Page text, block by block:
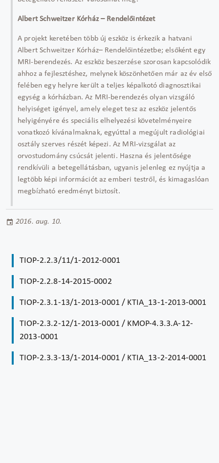
Albert Schweitzer Kórház – Rendelőintézet
A projekt keretében több új eszköz is érkezik a hatvani
Albert Schweitzer Kórház– Rendelőintézetbe; elsőként egy
MRI-berendezés. Az eszköz beszerzése szorosan kapcsolódik
ahhoz a fejlesztéshez, melynek köszönhetően már az év első
felében egy helyre került a teljes képalkotó diagnosztikai
egység a kórházban. Az MRI-berendezés olyan vizsgáló
helyiséget igényel, amely eleget tesz az eszköz jelentős
helyigényére és speciális elhelyezési követelményeire
vonatkozó kívánalmaknak, egyúttal a megújult radiológiai
osztály szerves részét képezi. Az MRI-vizsgálat az
orvostudomány csúcsát jelenti. Haszna és jelentősége
rendkívüli a betegellátásban, ugyanis jelenleg ez nyújtja a
legtöbb képi információt az emberi testről, és kimagaslóan
megbízható eredményt biztosít.
2016. aug. 10.
TIOP-2.2.3/11/1-2012-0001
TIOP-2.2.8-14-2015-0002
TIOP-2.3.1-13/1-2013-0001 / KTIA_13-1-2013-0001
TIOP-2.3.2-12/1-2013-0001 / KMOP-4.3.3.A-12-
2013-0001
TIOP-2.3.3-13/1-2014-0001 / KTIA_13-2-2014-0001